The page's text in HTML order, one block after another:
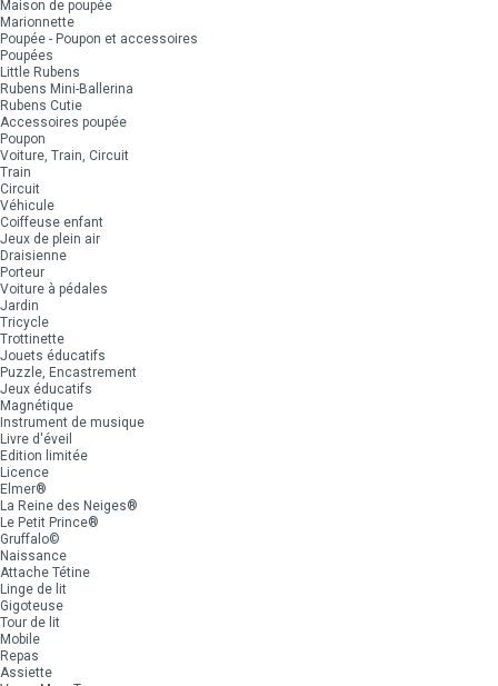
Maison de poupée
Marionnette
Poupée - Poupon et accessoires
Poupées
Little Rubens
Rubens Mini-Ballerina
Rubens Cutie
Accessoires poupée
Poupon
Voiture, Train, Circuit
Train
Circuit
Véhicule
Coiffeuse enfant
Jeux de plein air
Draisienne
Porteur
Voiture à pédales
Jardin
Tricycle
Trottinette
Jouets éducatifs
Puzzle, Encastrement
Jeux éducatifs
Magnétique
Instrument de musique
Livre d'éveil
Edition limitée
Licence
Elmer®
La Reine des Neiges®
Le Petit Prince®
Gruffalo©
Naissance
Attache Tétine
Linge de lit
Gigoteuse
Tour de lit
Mobile
Repas
Assiette